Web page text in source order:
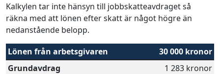
Kalkylen tar inte hänsyn till jobbskatteavdraget så
räkna med att lönen efter skatt är något högre än
nedanstående belopp.
Lönen från arbetsgivaren
30 000 kronor
Grundavdrag
1 283 kronor